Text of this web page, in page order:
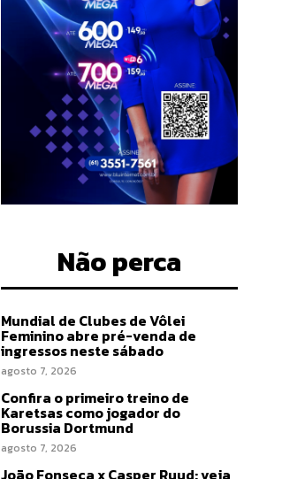
Não perca
Mundial de Clubes de Vôlei
Feminino abre pré-venda de
ingressos neste sábado
agosto 7, 2026
Confira o primeiro treino de
Karetsas como jogador do
Borussia Dortmund
agosto 7, 2026
João Fonseca x Casper Ruud: veja